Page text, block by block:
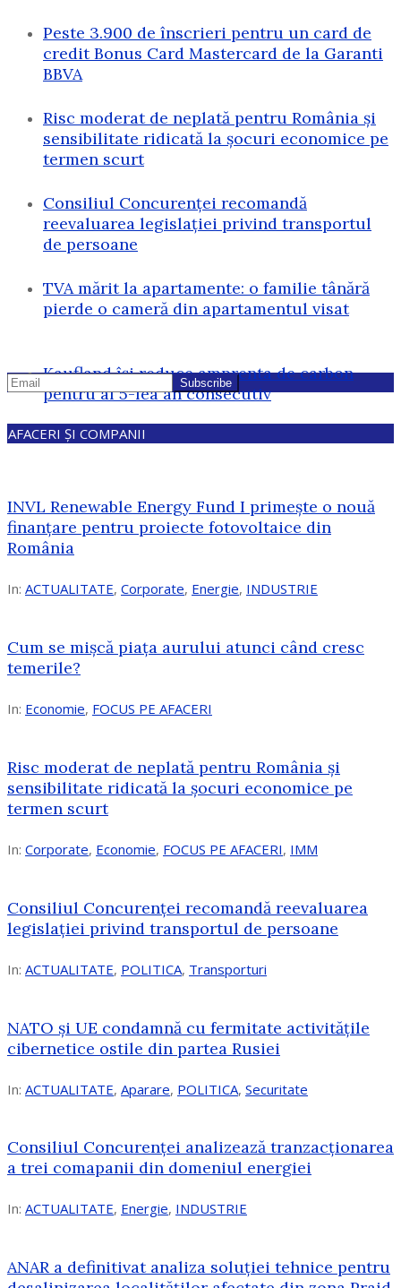
Peste 3.900 de înscrieri pentru un card de
credit Bonus Card Mastercard de la Garanti
BBVA
Risc moderat de neplată pentru România și
sensibilitate ridicată la șocuri economice pe
termen scurt
Consiliul Concurenței recomandă
reevaluarea legislației privind transportul
de persoane
TVA mărit la apartamente: o familie tânără
pierde o cameră din apartamentul visat
Kaufland își reduce amprenta de carbon
pentru al 5-lea an consecutiv
AFACERI ȘI COMPANII
INVL Renewable Energy Fund I primește o nouă
finanțare pentru proiecte fotovoltaice din
România
In: ACTUALITATE, Corporate, Energie, INDUSTRIE
Cum se mișcă piața aurului atunci când cresc
temerile?
In: Economie, FOCUS PE AFACERI
Risc moderat de neplată pentru România și
sensibilitate ridicată la șocuri economice pe
termen scurt
In: Corporate, Economie, FOCUS PE AFACERI, IMM
Consiliul Concurenței recomandă reevaluarea
legislației privind transportul de persoane
In: ACTUALITATE, POLITICA, Transporturi
NATO și UE condamnă cu fermitate activitățile
cibernetice ostile din partea Rusiei
In: ACTUALITATE, Aparare, POLITICA, Securitate
Consiliul Concurenţei analizează tranzacționarea
a trei comapanii din domeniul energiei
In: ACTUALITATE, Energie, INDUSTRIE
ANAR a definitivat analiza soluției tehnice pentru